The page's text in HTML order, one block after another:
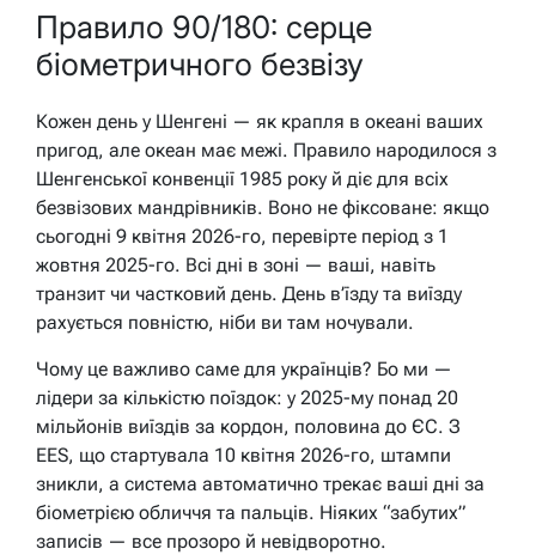
Правило 90/180: серце
біометричного безвізу
Кожен день у Шенгені — як крапля в океані ваших
пригод, але океан має межі. Правило народилося з
Шенгенської конвенції 1985 року й діє для всіх
безвізових мандрівників. Воно не фіксоване: якщо
сьогодні 9 квітня 2026-го, перевірте період з 1
жовтня 2025-го. Всі дні в зоні — ваші, навіть
транзит чи частковий день. День в’їзду та виїзду
рахується повністю, ніби ви там ночували.
Чому це важливо саме для українців? Бо ми —
лідери за кількістю поїздок: у 2025-му понад 20
мільйонів виїздів за кордон, половина до ЄС. З
EES, що стартувала 10 квітня 2026-го, штампи
зникли, а система автоматично трекає ваші дні за
біометрією обличчя та пальців. Ніяких “забутих”
записів — все прозоро й невідворотно.